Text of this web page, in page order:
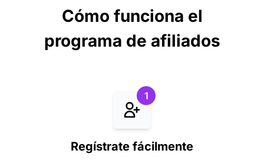
Cómo funciona el
programa de afiliados
1
Regístrate fácilmente